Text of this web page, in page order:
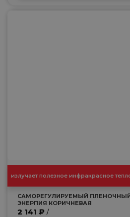
излучает полезное инфракрасное
САМОРЕГУЛИРУЕМЫЙ
ЭНЕРПИЯ КОРИЧНЕВАЯ
2 141 ₽ /